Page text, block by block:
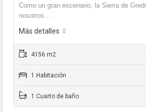
Como un gran escenario, la Sierra de
nosotros.…
Más detalles
4156 m2
1 Habitación
1 Cuarto de baño